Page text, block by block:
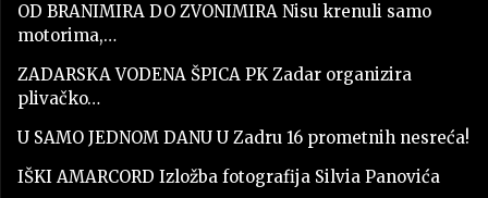
OD BRANIMIRA DO ZVONIMIRA Nisu krenuli samo
motorima,…
ZADARSKA VODENA ŠPICA PK Zadar organizira
plivačko…
U SAMO JEDNOM DANU U Zadru 16 prometnih nesreća!
IŠKI AMARCORD Izložba fotografija Silvia Panovića